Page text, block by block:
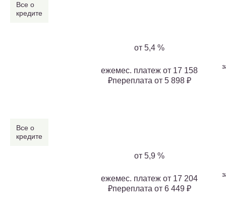
Все о
кредите
от 5,4 %
ежемес. платеж от 17 158
₽переплата от 5 898 ₽
Все о
кредите
от 5,9 %
ежемес. платеж от 17 204
₽переплата от 6 449 ₽